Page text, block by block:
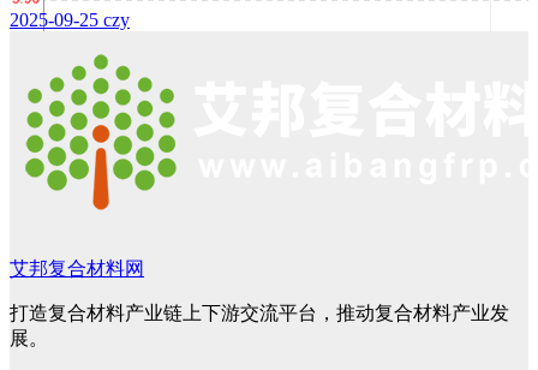
2025-09-25 czy
艾邦复合材料网
打造复合材料产业链上下游交流平台，推动复合材料产业发
展。